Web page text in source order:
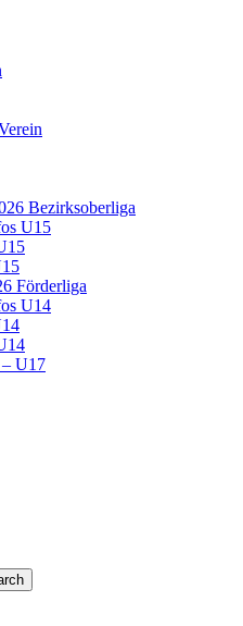
Bezirksoberliga
U15
Förderliga
U14
U17